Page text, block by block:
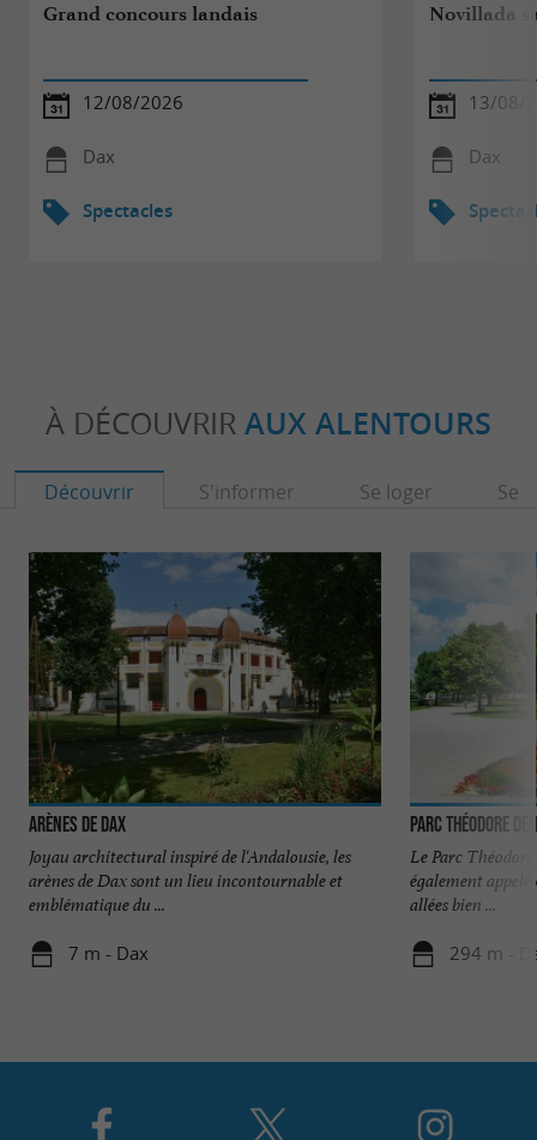
Grand concours landais
12/08/2026
Dax
Spectacles
Novillada
13/08/
Dax
À DÉCOUVRIR AUX ALENTOURS
Découvrir S'informer Se loger Se
Arènes de Dax
Joyau architectural inspiré de l'Andalousie, les
arènes de Dax sont un lieu incontournable et
emblématique du ...
7 m - Dax
Parc Théodore
Le Parc
également appelé
allées bien ...
294 m -